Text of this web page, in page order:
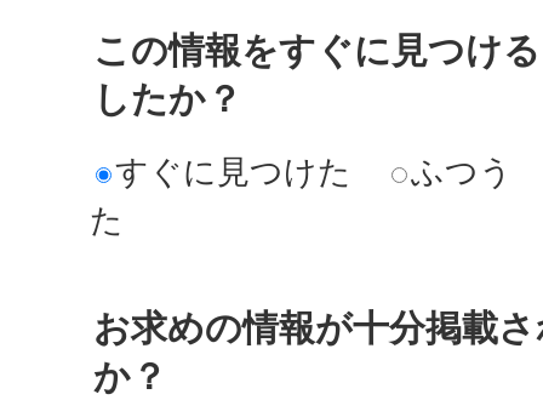
この情報をすぐに見つけ
したか？
すぐに見つけた
ふつう
た
お求めの情報が十分掲載
か？